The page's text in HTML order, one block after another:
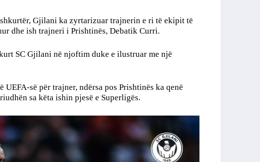
Gjilani ka zyrtarizuar trajnerin e ri të ekipit të
dhe ish trajneri i Prishtinës, Debatik Curri.
SC Gjilani në njoftim duke e ilustruar me një
së për trajner, ndërsa pos Prishtinës ka qenë
sa këta ishin pjesë e Superligës.